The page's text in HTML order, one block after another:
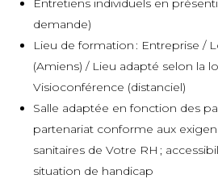
Entretiens individuels en
demande)
Lieu de formation : Entreprise /
(Amiens) / Lieu adapté selon la
Visioconférence (distanciel)
Salle adaptée en fonction des
partenariat conforme aux
sanitaires de Votre RH ;
situation de handicap